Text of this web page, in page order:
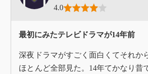
4.0
最初にみたテレビドラマが14年前
深夜ドラマがすごく面白くてそれか
ほとんど全部見た。14年てかなり昔